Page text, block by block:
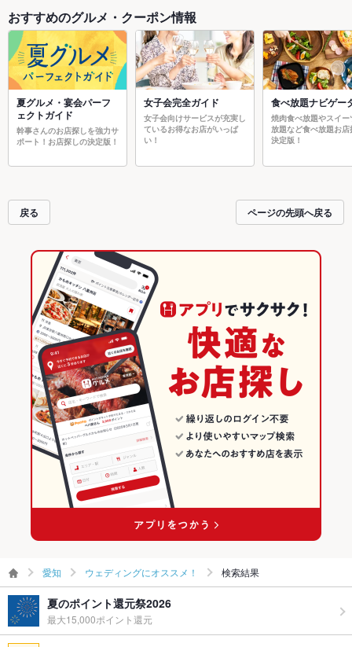
おすすめのグルメ・クーポン情報
夏グルメ・宴会パーフ
ェクトガイド
幹事さんのお店探しを強力サ
ポート！お店探しの決定版！
女子会完全ガイド
女子会向けサービスが充実し
ているお得なお店がいっぱ
い！
食べ放題ナビゲー
焼肉食べ放題やスイー
放題など食べ放題お店
決定版！
戻る ページの先頭へ戻る
愛知 ウェディングにオススメ！ 検索結果
夏のポイント還元祭2026
最大15,000ポイント還元